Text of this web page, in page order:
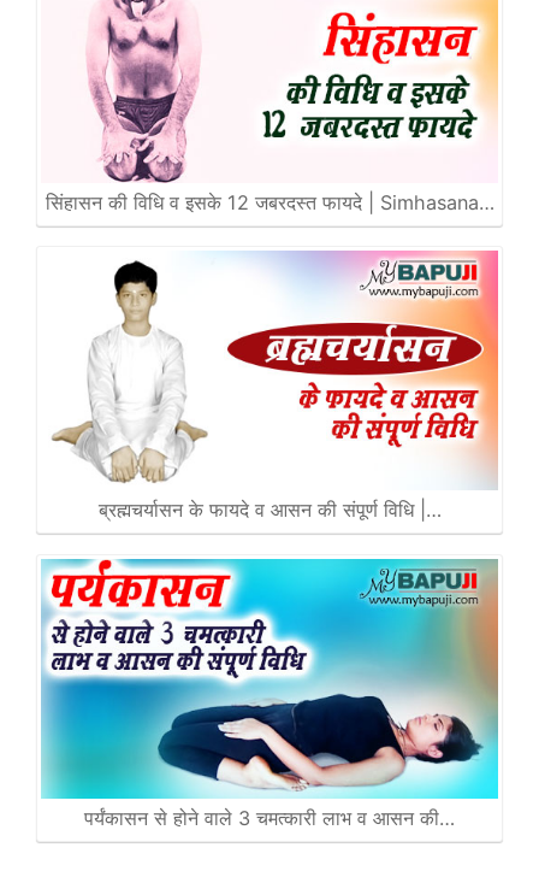
सिंहासन की विधि व इसके 12 जबरदस्त फायदे | Simhasana…
ब्रह्मचर्यासन के फायदे व आसन की संपूर्ण विधि |…
पर्यंकासन से होने वाले 3 चमत्कारी लाभ व आसन की…